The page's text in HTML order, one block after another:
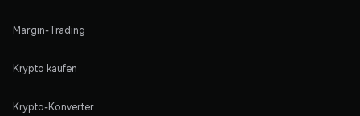
Margin-Trading
Krypto kaufen
Krypto-Konverter